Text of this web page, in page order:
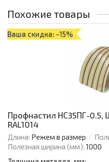
Похожие товары
Ваша скидка: -15%
Профнастил НС35ПГ-0.5,
RAL1014
Длина: Режем в размер
Полезная ширина (мм): 1000